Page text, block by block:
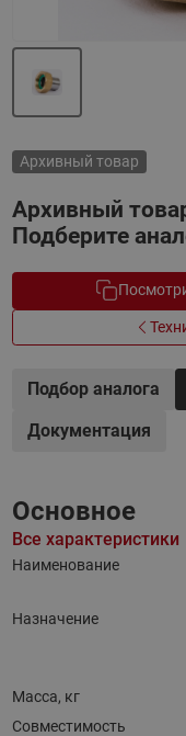
Архивный товар
Архивный
Подберите
Подбор аналога
Документация
Основное
Все характеристики
Наименование
Назначение
Масса, кг
Совместимость